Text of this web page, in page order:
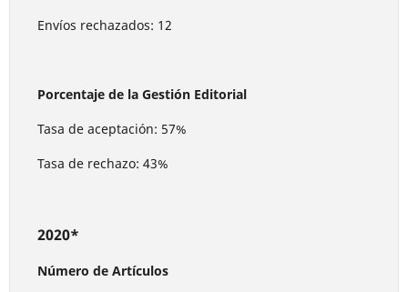
Envíos rechazados: 12
Porcentaje de la Gestión Editorial
Tasa de aceptación: 57%
Tasa de rechazo: 43%
2020*
Número de Artículos